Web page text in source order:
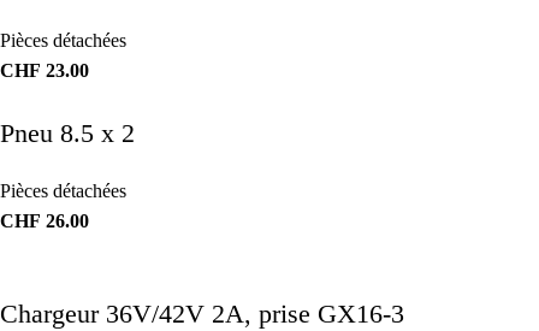
Pièces détachées
CHF 23.00
Pneu 8.5 x 2
Pièces détachées
CHF 26.00
Chargeur 36V/42V 2A, prise GX16-3